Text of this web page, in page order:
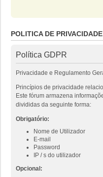
POLITICA DE PRIVACIDADE
Política GDPR
Privacidade e Regulamento
Princípios de privacidade
Este fórum armazena
divididas da seguinte forma:
Obrigatório:
Nome de Utilizador
E-mail
Password
IP / s do utilizador
Opcional: